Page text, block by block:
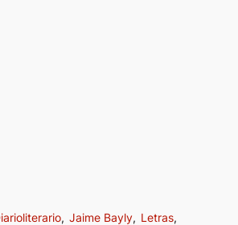
Jaime Bayly
Letras